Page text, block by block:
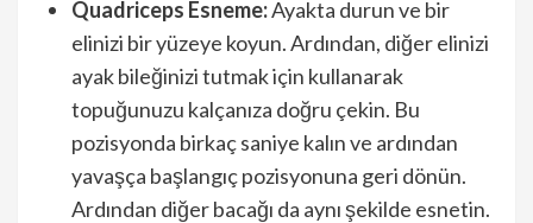
Quadriceps Esneme:Ayakta durun ve bir
elinizi bir yüzeye koyun. Ardından, diğer elinizi
ayak bileğinizi tutmak için kullanarak
topuğunuzu kalçanıza doğru çekin. Bu
pozisyonda birkaç saniye kalın ve ardından
yavaşça başlangıç pozisyonuna geri dönün.
Ardından diğer bacağı da aynı şekilde esnetin.